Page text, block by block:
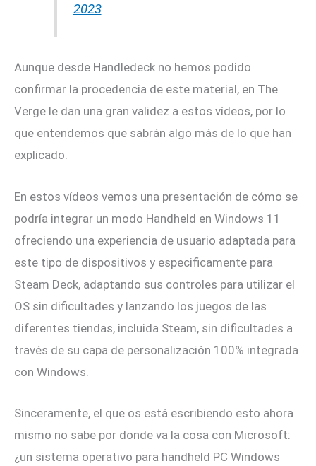
2023
Aunque desde Handledeck no hemos podido
confirmar la procedencia de este material, en The
Verge le dan una gran validez a estos vídeos, por lo
que entendemos que sabrán algo más de lo que han
explicado.
En estos vídeos vemos una presentación de cómo se
podría integrar un modo Handheld en Windows 11
ofreciendo una experiencia de usuario adaptada para
este tipo de dispositivos y especificamente para
Steam Deck, adaptando sus controles para utilizar el
OS sin dificultades y lanzando los juegos de las
diferentes tiendas, incluida Steam, sin dificultades a
través de su capa de personalización 100% integrada
con Windows.
Sinceramente, el que os está escribiendo esto ahora
mismo no sabe por donde va la cosa con Microsoft:
¿un sistema operativo para handheld PC Windows